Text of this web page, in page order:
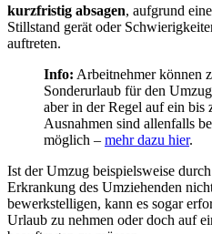
kurzfristig absagen, aufgrund
Stillstand gerät oder
auftreten.
Info: Arbeitnehmer können
Sonderurlaub für den
aber in der Regel auf ein bis
Ausnahmen sind allenfalls
möglich – mehr dazu hier.
Ist der Umzug beispielsweise
Erkrankung des Umziehenden
bewerkstelligen, kann es sogar
Urlaub zu nehmen oder doch auf